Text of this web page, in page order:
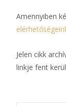
Amennyiben
Jelen cikk
linkje fent